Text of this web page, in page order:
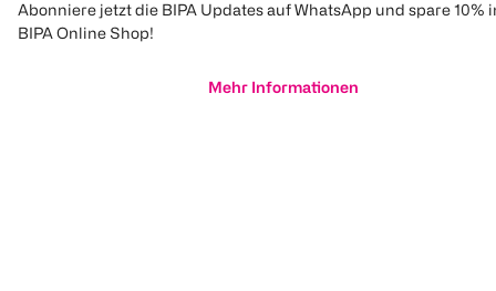
Abonniere jetzt die BIPA Updates auf WhatsApp und spare 10%
BIPA Online Shop!
Mehr Informationen